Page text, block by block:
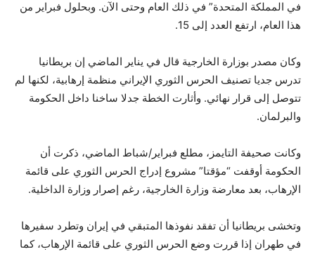
في المملكة المتحدة” في ذلك العام وحتى الآن. وبحلول فبراير من
هذا العام، ارتفع العدد إلى 15.
وكان مصدر بوزارة الخارجية قال في يناير الماضي إن بريطانيا
تدرس جديا تصنيف الحرس الثوري الإيراني منظمة إرهابية، لكنها لم
تتوصل إلى قرار نهائي. وأثارت الخطة جدلا ساخنا داخل الحكومة
والبرلمان.
وكانت صحيفة التايمز، مطلع فبراير/شباط الماضي، ذكرت أن
الحكومة أوقفت “مؤقتا” مشروع إدراج الحرس الثوري على قائمة
الإرهاب، بعد معارضة وزارة الخارجية، رغم إصرار وزارة الداخلية.
وتخشى بريطانيا أن تفقد نفوذها المتبقي في إيران وتطرد سفيرها
في طهران إذا قررت وضع الحرس الثوري على قائمة الإرهاب، كما